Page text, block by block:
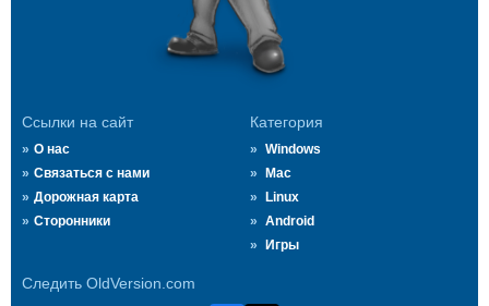
Ссылки на сайт
О нас
Связаться с нами
Дорожная карта
Сторонники
Категория
Windows
Mac
Linux
Android
Игры
Следить OldVersion.com